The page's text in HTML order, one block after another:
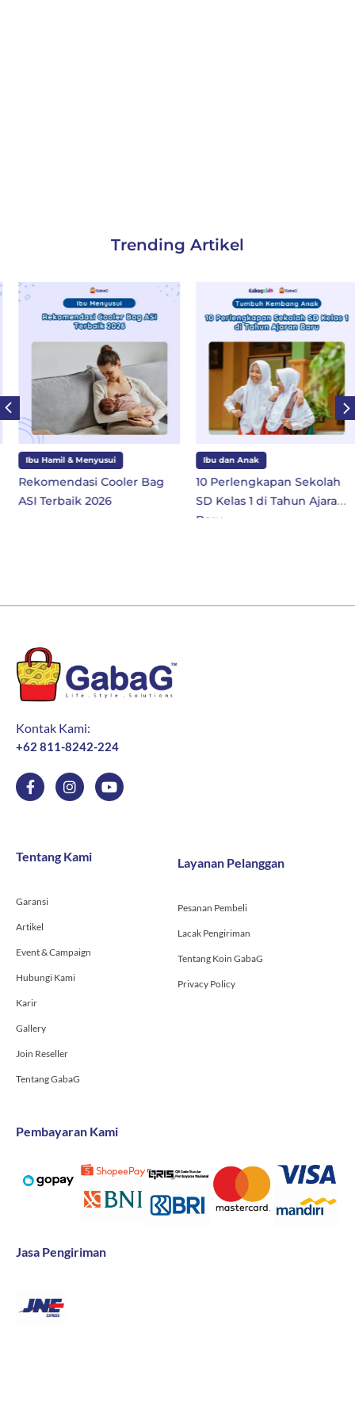
Trending Artikel
Ibu Hamil & Menyusui
Rekomendasi Cooler Bag
ASI Terbaik 2026
Ibu dan Anak
10 Perlengkapan Sekolah
SD Kelas 1 di Tahun Ajaran
Baru
Kontak Kami:
+62 811-8242-224
F
a
c
o
f
I
n
s
g
r
Y
o
u
Tentang Kami
Garansi
Artikel
Event & Campaign
Hubungi Kami
Karir
Gallery
Join Reseller
Tentang GabaG
Layanan Pelanggan
Pesanan Pembeli
Lacak Pengiriman
Tentang Koin GabaG
Privacy Policy
Pembayaran Kami
Jasa Pengiriman